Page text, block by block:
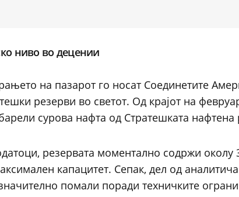
ниво во децении
на пазарот го носат Соединетите
резерви во светот. Од крајот на
сурова нафта од Стратешката нафтена
резервата моментално содржи
капацитет. Сепак, дел од
помали поради техничките